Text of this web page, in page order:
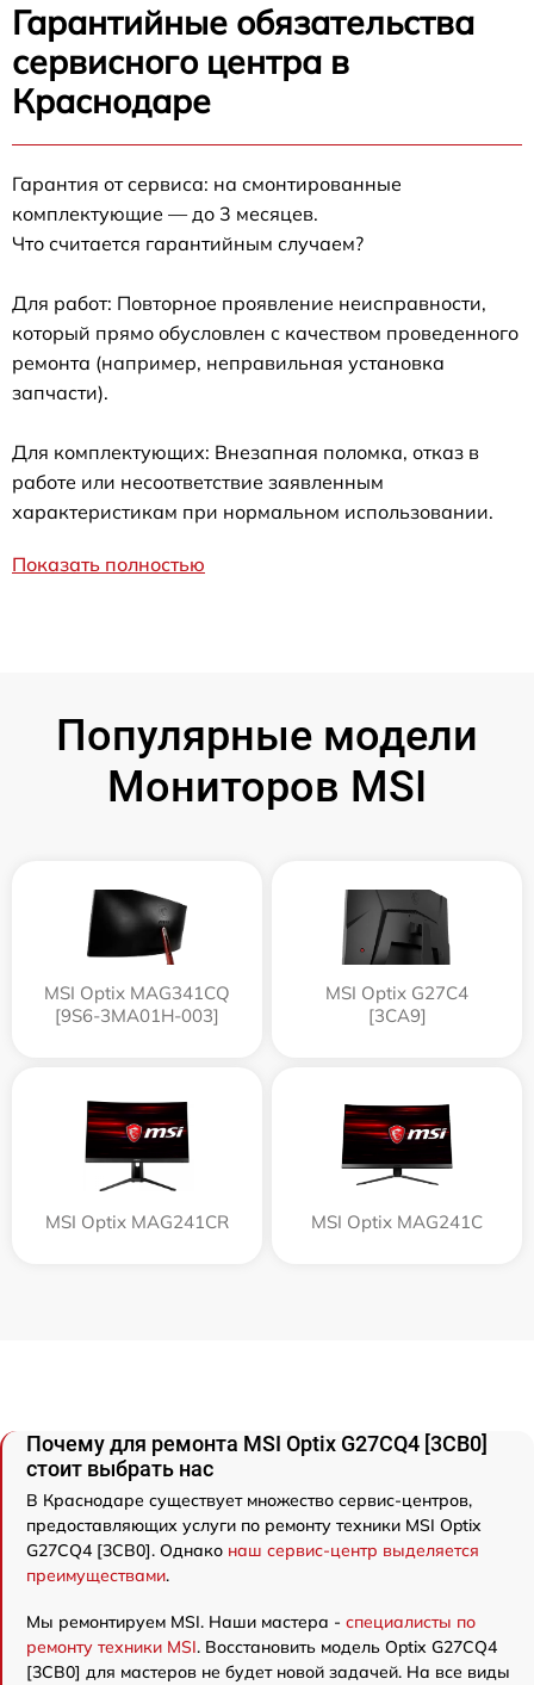
Гарантийные обязательства
сервисного центра в
Краснодаре
Гарантия от сервиса: на смонтированные
комплектующие — до 3 месяцев.
Что считается гарантийным случаем?
Для работ: Повторное проявление неисправности,
который прямо обусловлен с качеством проведенного
ремонта (например, неправильная установка
запчасти).
Для комплектующих: Внезапная поломка, отказ в
работе или несоответствие заявленным
характеристикам при нормальном использовании.
Показать полностью
Популярные модели
Мониторов MSI
MSI Optix MAG341CQ
[9S6-3MA01H-003]
MSI Optix G27C4
[3CA9]
MSI Optix MAG241CR MSI Optix MAG241C
Почему для ремонта MSI Optix G27CQ4 [3CB0]
стоит выбрать нас
В Краснодаре существует множество сервис-центров,
предоставляющих услуги по ремонту техники MSI Optix
G27CQ4 [3CB0]. Однако наш сервис-центр выделяется
преимуществами.
Мы ремонтируем MSI. Наши мастера - специалисты по
ремонту техники MSI. Восстановить модель Optix G27CQ4
[3CB0] для мастеров не будет новой задачей. На все виды